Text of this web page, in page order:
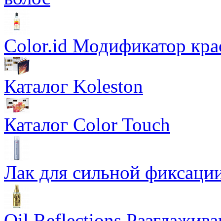
Color.id Модификатор
Каталог Koleston
Каталог Color Touch
Лак для сильной